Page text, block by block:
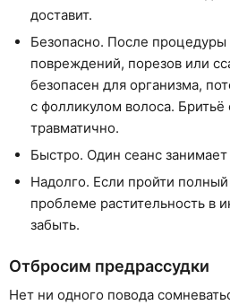
доставит.
Безопасно. После процедуры
повреждений, порезов или
безопасен для организма,
с фолликулом волоса. Бритьё
травматично.
Быстро. Один сеанс
Надолго. Если пройти полный
проблеме растительность в
забыть.
Отбросим предрассудки
Нет ни одного повода